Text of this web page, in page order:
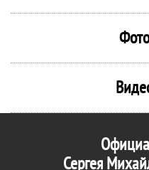
Сергея